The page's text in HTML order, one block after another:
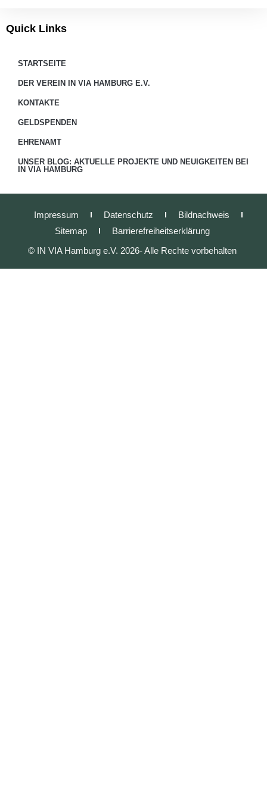
Quick Links
STARTSEITE
DER VEREIN IN VIA HAMBURG E.V.
KONTAKTE
GELDSPENDEN
EHRENAMT
UNSER BLOG: AKTUELLE PROJEKTE UND NEUIGKEITEN BEI
IN VIA HAMBURG
Impressum Datenschutz
Bildnachweis
Sitemap
Barrierefreiheitserklärung
© IN VIA Hamburg e.V. 2026- Alle Rechte vorbehalten